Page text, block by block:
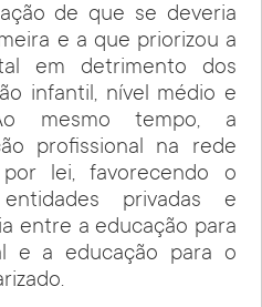
de que se deveria
e a que priorizou a
em detrimento dos
infantil, nível médio e
Ao mesmo tempo, a
profissional na rede
lei, favorecendo o
privadas e
entre a educação para
e a educação para o